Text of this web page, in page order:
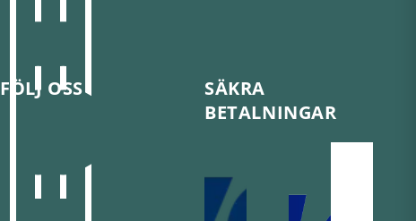
FÖLJ OSS
SÄKRA
BETALNINGAR